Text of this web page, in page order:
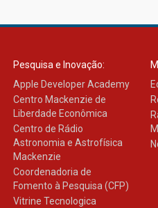
Pesquisa e Inovação:
Apple Developer Academy
Centro Mackenzie de
Liberdade Econômica
Centro de Rádio
Astronomia e Astrofísica
Mackenzie
Coordenadoria de
Fomento à Pesquisa (CFP)
Vitrine Tecnologica